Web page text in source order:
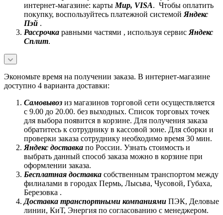
интернет-магазине: карты Mир, VISA. Чтобы оплатить
покупку, воспользуйтесь платежной системой Яндекс
Пэй .
Рассрочка равными частями , используя сервис Яндекс
Сплит.
Экономьте время на получении заказа. В интернет-магазине
доступно 4 варианта доставки:
Самовывоз из магазинов торговой сети осуществляется
с 9.00 до 20.00. без выходных. Список торговых точек
для выбора появится в корзине. Для получения заказа
обратитесь к сотруднику в кассовой зоне. Для сборки и
проверки заказа сотруднику необходимо время 30 мин.
Яндекс доставка по России. Узнать стоимость и
выбрать данный способ заказа можно в корзине при
оформлении заказа.
Бесплатная доставка собственным транспортом между
филиалами в городах Пермь, Лысьва, Чусовой, Губаха,
Березовка .
Доставка транспортными компаниями ПЭК, Деловые
линии, КиТ, Энергия по согласованию с менеджером.